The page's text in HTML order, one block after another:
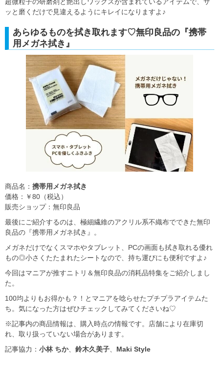
ッと磨くだけで見違えるようにキレイになりますよ♪
あらゆるものを拭き取れます♡無印良品の『携帯
用メガネ拭き』
商品名： 携帯用メガネ拭き
価格：￥80（税込）
販売ショップ：無印良品
最後にご紹介するのは、極細繊維のアクリル系不織布でできた無印
良品の『携帯用メガネ拭き』。
メガネだけでなくスマホやタブレット、PCの画面も拭き取れる優れ
もの◎小さくたたまれたシートなので、持ち運びにも便利ですよ♪
今回はマニアが推すニトリ＆無印良品の消耗品特集をご紹介しまし
た。
100均よりもお得かも？！とマニアを唸らせたプチプラアイテムた
ち。気になった方はぜひチェックしてみてくださいね♡
※記事内の商品情報は、購入時点の情報です。店舗により在庫切
れ、取り扱っていない場合があります。
記事協力： 小林 ちか、 鈴木久美子 Maki Style